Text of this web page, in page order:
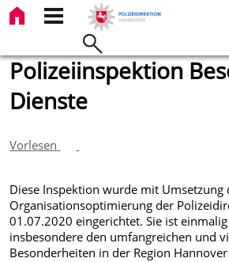
Polizeiinspektion
Dienste
Vorlesen
Diese Inspektion wurde mit Umsetzung
Organisationsoptimierung der
01.07.2020 eingerichtet. Sie ist
insbesondere den umfangreichen und
Besonderheiten in der Region